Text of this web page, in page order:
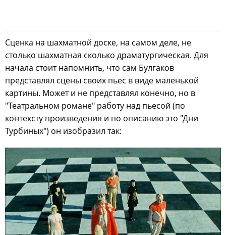
Сценка на шахматной доске, на самом деле, не
столько шахматная сколько драматургическая. Для
начала стоит напомнить, что сам Булгаков
представлял сцены своих пьес в виде маленькой
картины. Может и не представлял конечно, но в
"Театральном романе" работу над пьесой (по
контексту произведения и по описанию это "Дни
Турбиных") он изобразил так: